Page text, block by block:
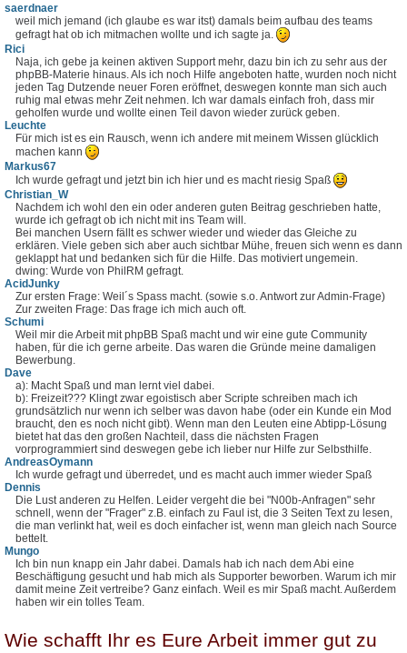
saerdnaer
weil mich jemand (ich glaube es war itst) damals beim aufbau des teams
gefragt hat ob ich mitmachen wollte und ich sagte ja.
Rici
Naja, ich gebe ja keinen aktiven Support mehr, dazu bin ich zu sehr aus der
phpBB-Materie hinaus. Als ich noch Hilfe angeboten hatte, wurden noch nicht
jeden Tag Dutzende neuer Foren eröffnet, deswegen konnte man sich auch
ruhig mal etwas mehr Zeit nehmen. Ich war damals einfach froh, dass mir
geholfen wurde und wollte einen Teil davon wieder zurück geben.
Leuchte
Für mich ist es ein Rausch, wenn ich andere mit meinem Wissen glücklich
machen kann
Markus67
Ich wurde gefragt und jetzt bin ich hier und es macht riesig Spaß
Christian_W
Nachdem ich wohl den ein oder anderen guten Beitrag geschrieben hatte,
wurde ich gefragt ob ich nicht mit ins Team will.
Bei manchen Usern fällt es schwer wieder und wieder das Gleiche zu
erklären. Viele geben sich aber auch sichtbar Mühe, freuen sich wenn es dann
geklappt hat und bedanken sich für die Hilfe. Das motiviert ungemein.
dwing: Wurde von PhilRM gefragt.
AcidJunky
Zur ersten Frage: Weil´s Spass macht. (sowie s.o. Antwort zur Admin-Frage)
Zur zweiten Frage: Das frage ich mich auch oft.
Schumi
Weil mir die Arbeit mit phpBB Spaß macht und wir eine gute Community
haben, für die ich gerne arbeite. Das waren die Gründe meine damaligen
Bewerbung.
Dave
a): Macht Spaß und man lernt viel dabei.
b): Freizeit??? Klingt zwar egoistisch aber Scripte schreiben mach ich
grundsätzlich nur wenn ich selber was davon habe (oder ein Kunde ein Mod
braucht, den es noch nicht gibt). Wenn man den Leuten eine Abtipp-Lösung
bietet hat das den großen Nachteil, dass die nächsten Fragen
vorprogrammiert sind deswegen gebe ich lieber nur Hilfe zur Selbsthilfe.
AndreasOymann
Ich wurde gefragt und überredet, und es macht auch immer wieder Spaß
Dennis
Die Lust anderen zu Helfen. Leider vergeht die bei "N00b-Anfragen" sehr
schnell, wenn der "Frager" z.B. einfach zu Faul ist, die 3 Seiten Text zu lesen,
die man verlinkt hat, weil es doch einfacher ist, wenn man gleich nach Source
bettelt.
Mungo
Ich bin nun knapp ein Jahr dabei. Damals hab ich nach dem Abi eine
Beschäftigung gesucht und hab mich als Supporter beworben. Warum ich mir
damit meine Zeit vertreibe? Ganz einfach. Weil es mir Spaß macht. Außerdem
haben wir ein tolles Team.
Wie schafft Ihr es Eure Arbeit immer gut zu